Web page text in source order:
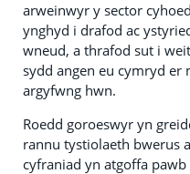
arweinwyr y sector
ynghyd i drafod ac
wneud, a thrafod sut i
sydd angen eu cymryd
argyfwng hwn.
Roedd goroeswyr yn
rannu tystiolaeth bwerus
cyfraniad yn atgoffa